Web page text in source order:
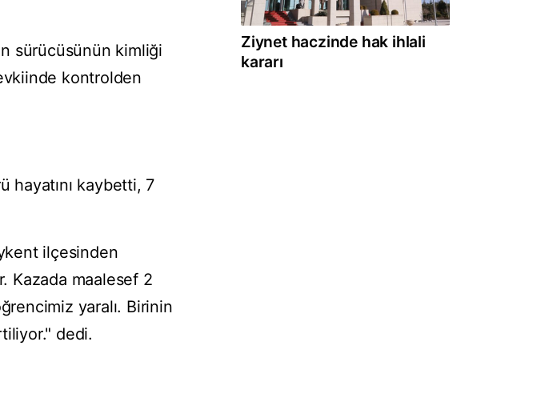
sürücüsünün kimliği
kontrolden
hayatını kaybetti, 7
ilçesinden
Kazada maalesef 2
yaralı. Birinin
dedi.
Ziynet haczinde hak ihlali
kararı